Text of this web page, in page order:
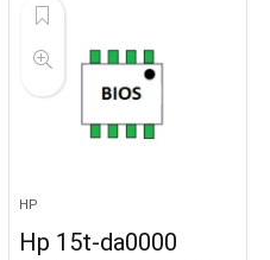
HP
Hp 15t-da0000